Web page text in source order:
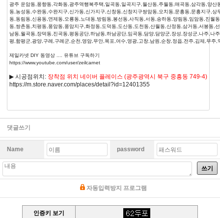
광주 운암동,풍향동,각화동,광주역행복주택,일곡동,일곡지구,월산동,주월동,매곡동,삼각동,양
동,농성동,수완동,수완지구,신가동,신가지구,신창동,신창지구쌍암동,오치동,문흥동,문흥지구,
동,동림동,신용동,연제동,오룡동,노대동,방림동,봉선동,사직동,서동,송하동,양림동,임암동,진월
동,쌍촌동,치평동,풍암동,풍암지구,화정동,도덕동,도산동,도천동,산월동,산정동,삼거동,서봉동,
남동,월곡동,장덕동,진곡동,평동공단,하남동,하남공단,임곡동,담양,담양군,장성,장성군,나주,나
평,함평군,광양,구례,구례군,순천,영암,무안,목포,여수,영광,고창,남원,순창,정읍,전주,김제,무주,
제일카넷 DIY 동영상 .... 유튜브 구독하기
https://www.youtube.com/user/zeilcarnet
▶ 시공점위치: 장착점 위치 네이버 플레이스 (광주광역시 북구 중흥동 749-4)
https://m.store.naver.com/places/detail?id=12401355
댓글쓰기
Name password
쓰기
자동입력방지 프로그램
인증키 보기